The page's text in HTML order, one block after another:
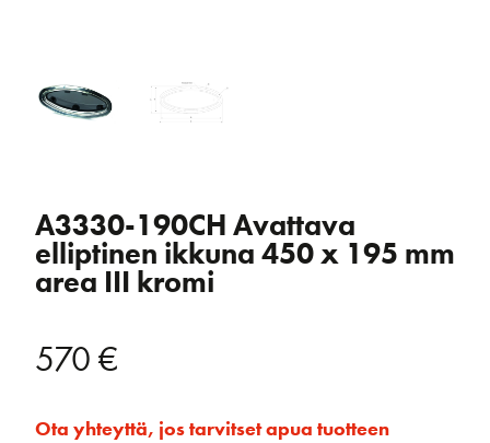
A3330-190CH Avattava
elliptinen ikkuna 450 x 195 mm
area III kromi
570€
Ota yhteyttä, jos tarvitset apua tuotteen